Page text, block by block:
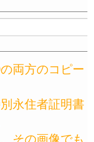
両方のコピー
永住者証明書
その画像でも